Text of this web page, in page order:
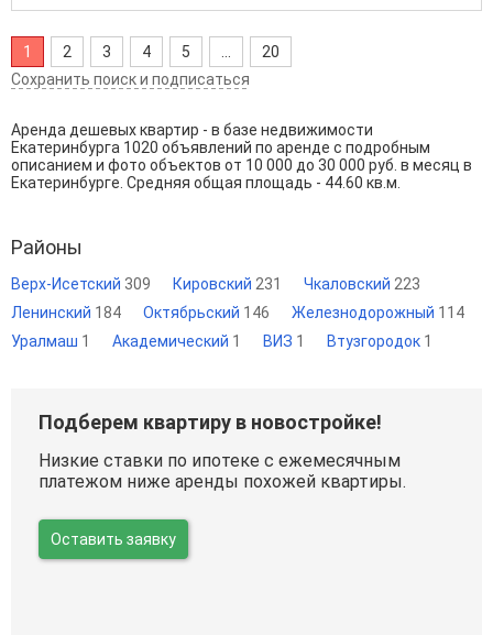
1 2 3 4 5
20
Сохранить поиск и подписаться
Аренда дешевых квартир - в базе недвижимости
Екатеринбурга 1020 объявлений по аренде с подробным
описанием и фото объектов от 10 000 до 30 000 руб. в месяц в
Екатеринбурге. Средняя общая площадь - 44.60 кв.м.
Районы
Верх-Исетский 309 Кировский 231 Чкаловский 223
Ленинский 184 Октябрьский 146 Железнодорожный 114
Уралмаш 1 Академический 1 ВИЗ 1 Втузгородок 1
Подберем квартиру в новостройке!
Низкие ставки по ипотеке с ежемесячным
платежом ниже аренды похожей квартиры.
Оставить заявку